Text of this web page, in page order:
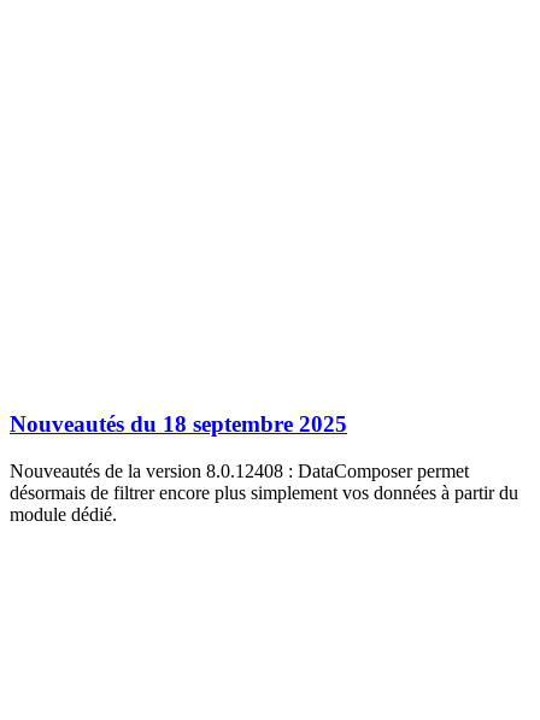
Nouveautés du 18 septembre 2025
Nouveautés de la version 8.0.12408 : DataComposer permet
désormais de filtrer encore plus simplement vos données à partir du
module dédié.